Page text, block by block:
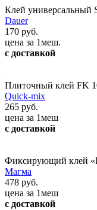
Клей универсальный
Dauer
170 руб.
цена за 1меш.
с доставкой
Плиточный клей FK
Quick-mix
265 руб.
цена за 1меш
с доставкой
Фиксирующий клей
Магма
478 руб.
цена за 1меш
с доставкой